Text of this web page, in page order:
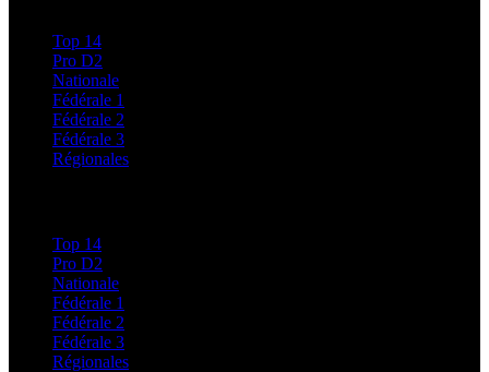
Top 14
Pro D2
Nationale
Fédérale 1
Fédérale 2
Fédérale 3
Régionales
Top 14
Pro D2
Nationale
Fédérale 1
Fédérale 2
Fédérale 3
Régionales